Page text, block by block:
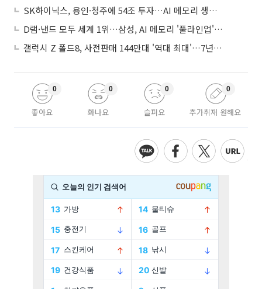
SK하이닉스, 용인·청주에 54조 투자…AI 메모리 생산기지 키운다
D램·낸드 모두 세계 1위…삼성, AI 메모리 '풀라인업'으로 승부
갤럭시 Z 폴드8, 사전판매 144만대 '역대 최대'…7년만에 갤노트10 기록 넘어
좋아요
0
화나요
0
슬퍼요
0
추가취재 원해요
0